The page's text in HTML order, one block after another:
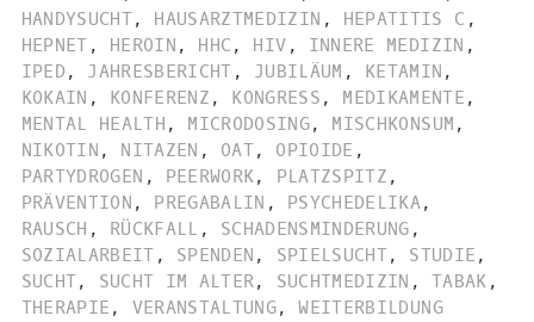
HANDYSUCHT, HAUSARZTMEDIZIN , HEPATITIS C ,
HEPNET , HEROIN , HHC , HIV , INNERE MEDIZIN ,
IPED , JAHRESBERICHT , JUBILÄUM , KETAMIN ,
KOKAIN , KONFERENZ , KONGRESS , MEDIKAMENTE ,
MENTAL HEALTH , MICRODOSING, MISCHKONSUM ,
NIKOTIN , NITAZEN , OAT, OPIOIDE ,
PARTYDROGEN , PEERWORK, PLATZSPITZ ,
PRÄVENTION , PREGABALIN , PSYCHEDELIKA,
RAUSCH , RÜCKFALL , SCHADENSMINDERUNG ,
SOZIALARBEIT , SPENDEN , SPIELSUCHT, STUDIE ,
SUCHT, SUCHT IM ALTER, SUCHTMEDIZIN , TABAK ,
THERAPIE , VERANSTALTUNG, WEITERBILDUNG